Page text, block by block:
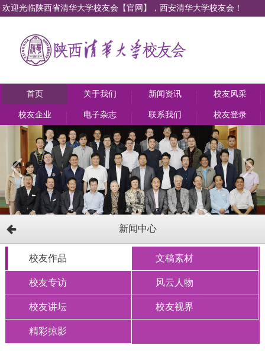
欢迎光临陕西省清华大学校友会【官网】，西安清华大学校友会！
首页 关于我们 新闻资讯 校友风采
校友企业 电子杂志 联系我们 校友登录
新闻中心
校友作品 文稿素材
校友专访 风云人物
校友讲坛 校友视界
精彩掠影